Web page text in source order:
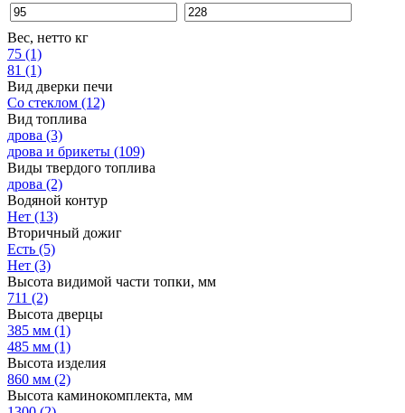
Вес, нетто кг
75 (1)
81 (1)
Вид дверки печи
Со стеклом (12)
Вид топлива
дрова (3)
дрова и брикеты (109)
Виды твердого топлива
дрова (2)
Водяной контур
Нет (13)
Вторичный дожиг
Есть (5)
Нет (3)
Высота видимой части топки, мм
711 (2)
Высота дверцы
385 мм (1)
485 мм (1)
Высота изделия
860 мм (2)
Высота каминокомплекта, мм